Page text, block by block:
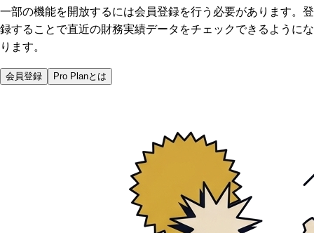
一部の機能を開放するには会員登録を行う必要があります。登
録することで直近の財務実績データをチェックできるようにな
ります。
会員登録 Pro Planとは